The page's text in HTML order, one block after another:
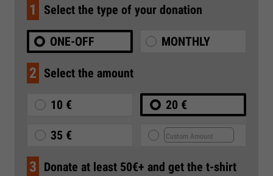
1 Select the type of your donation
ONE-OFF MONTHLY
2 Select the amount
10 € 20 €
35 €
3 Donate at least 50€+ and get the t-shirt